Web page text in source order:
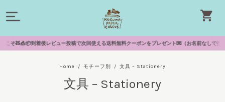
到着後レビュー投稿で次回使える送料無料クーポンをプレゼント💌（お名前なしで投稿
Home モチーフ別 文具 – Stationery
文具 – Stationery